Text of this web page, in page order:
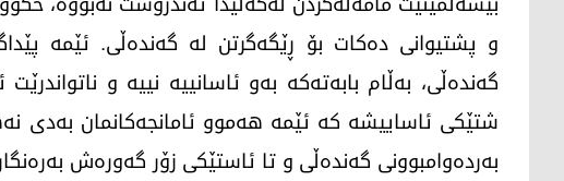
و پشتیوانی دەكات بۆ ڕێگەگرتن لە گەندەڵی. ئێمە
گەندەڵی، بەڵام بابەتەكە بەو ئاسانییە نییە و
شتێكی ئاساییشە كە ئێمە هەموو ئامانجەكانمان بەدی
بەردەوامبوونی گەندەڵی و تا ئاستێكی زۆر گەورەش